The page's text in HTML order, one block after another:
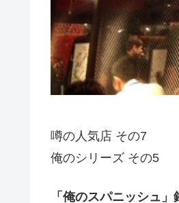
噂の人気店 その7
俺のシリーズ その5
「俺のスパニッシュ」